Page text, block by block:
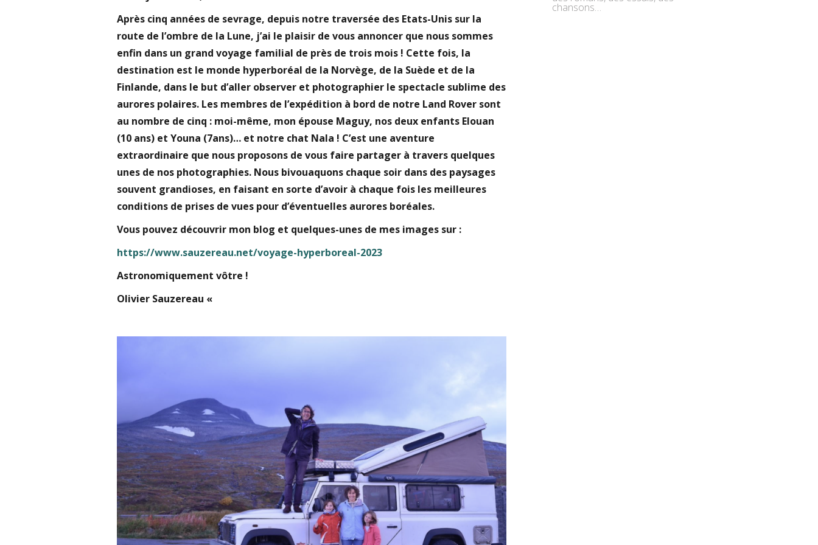
Après cinq années de sevrage, depuis notre traversée des Etats-Unis sur la
route de l’ombre de la Lune, j’ai le plaisir de vous annoncer que nous sommes
enfin dans un grand voyage familial de près de trois mois ! Cette fois, la
destination est le monde hyperboréal de la Norvège, de la Suède et de la
Finlande, dans le but d’aller observer et photographier le spectacle sublime des
aurores polaires. Les membres de l’expédition à bord de notre Land Rover sont
au nombre de cinq : moi-même, mon épouse Maguy, nos deux enfants Elouan
(10 ans) et Youna (7ans)… et notre chat Nala ! C’est une aventure
extraordinaire que nous proposons de vous faire partager à travers quelques
unes de nos photographies. Nous bivouaquons chaque soir dans des paysages
souvent grandioses, en faisant en sorte d’avoir à chaque fois les meilleures
conditions de prises de vues pour d’éventuelles aurores boréales.
Vous pouvez découvrir mon blog et quelques-unes de mes images sur :
https://www.sauzereau.net/voyage-hyperboreal-2023
Astronomiquement vôtre !
Olivier Sauzereau «
chansons…